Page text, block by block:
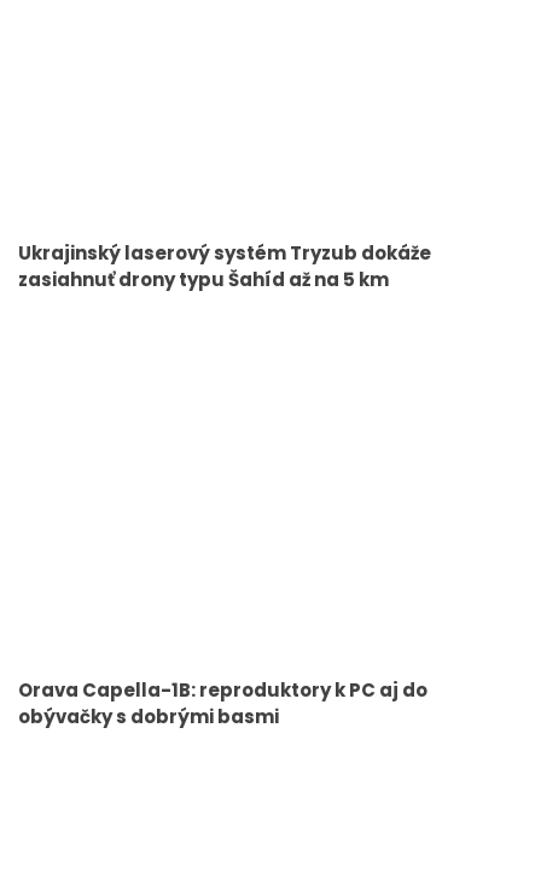
Ukrajinský laserový systém Tryzub dokáže
zasiahnuť drony typu Šahíd až na 5 km
Orava Capella-1B: reproduktory k PC aj do
obývačky s dobrými basmi